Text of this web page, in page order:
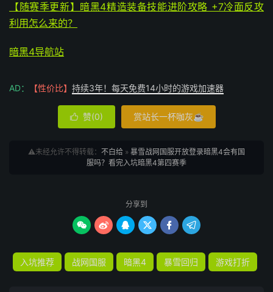
【随赛季更新】暗黑4精造装备技能进阶攻略 +7冷面反攻
利用怎么来的？
暗黑4导航站
AD： 【性价比】 持续3年！每天免费14小时的游戏加速器
 赞(0) 赏站长一杯咖灰☕
⚠️未经允许不得转载： 不白给 » 暴雪战网国服开放登录暗黑4会有国
服吗？看完入坑暗黑4第四赛季
分享到
     
入坑推荐 战网国服 暗黑4 暴雪回归 游戏打折